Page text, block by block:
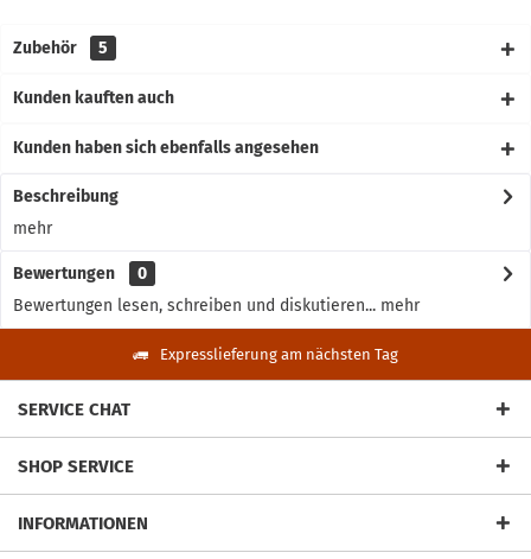
Zubehör 5
Kunden kauften auch
Kunden haben sich ebenfalls angesehen
Beschreibung
mehr
Bewertungen
0
Bewertungen lesen, schreiben und diskutieren... mehr
Expresslieferung am nächsten Tag
SERVICE CHAT
SHOP SERVICE
INFORMATIONEN